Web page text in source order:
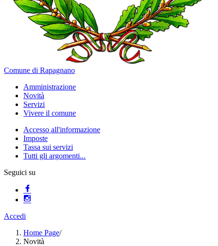
Comune di Rapagnano
Amministrazione
Novità
Servizi
Vivere il comune
Accesso all'informazione
Imposte
Tassa sui servizi
Tutti gli argomenti...
Seguici su
Accedi
Home Page/
Novità